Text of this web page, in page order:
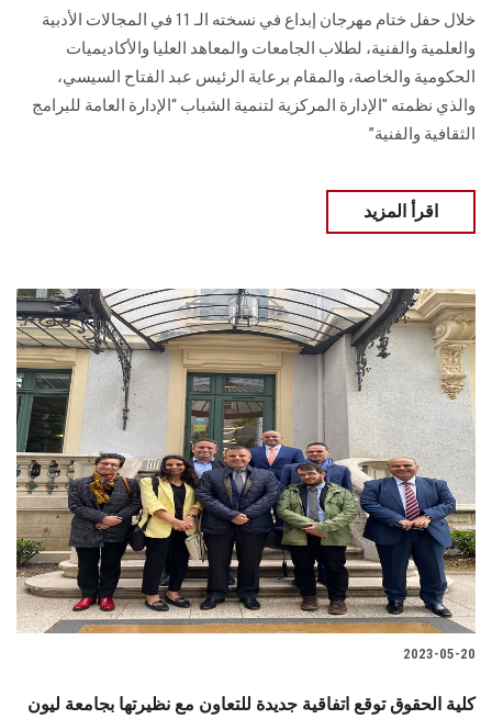
الزائـرون
سجل الان
خلال حفل ختام مهرجان إبداع في نسخته الـ 11 في المجالات الأدبية
والعلمية والفنية، لطلاب الجامعات والمعاهد العليا والأكاديميات
الحكومية والخاصة، والمقام برعاية الرئيس عبد الفتاح السيسي،
والذي نظمته "الإدارة المركزية لتنمية الشباب “الإدارة العامة للبرامج
الثقافية والفنية”
اقرأ المزيد
2023-05-20
كلية الحقوق توقع اتفاقية جديدة للتعاون مع نظيرتها بجامعة ليون